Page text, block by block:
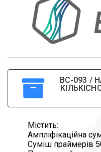
ВС-093 /
Містить:
Ампліфікаційна
Суміш праймерів